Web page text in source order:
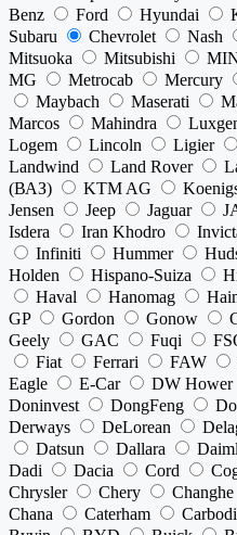
Benz
Ford Hyundai
Subaru
Chevrolet Nash
Mitsuoka
Mitsubishi
MG
Metrocab Mercury
Maybach
Maserati
Marcos
Mahindra
Logem
Lincoln Ligier
Landwind
Land Rover
(ВАЗ)
KTM AG
Jensen
Jeep Jaguar
Isdera
Iran Khodro
Infiniti
Hummer
Holden
Hispano-Suiza
Haval
Hanomag
GP
Gordon Gonow
Geely
GAC Fuqi
Fiat
Ferrari FAW
Eagle
E-Car DW Hower
Doninvest
DongFeng
Derways
DeLorean
Datsun
Dallara
Dadi
Dacia Cord
Chrysler
Chery Changhe
Chana
Caterham